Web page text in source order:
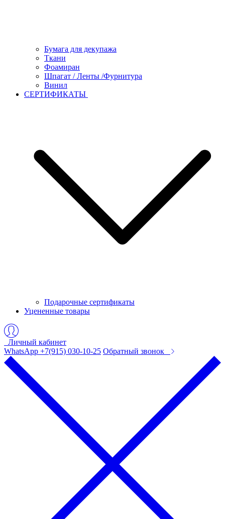
Бумага для декупажа
Ткани
Фоамиран
Шпагат / Ленты /Фурнитура
Винил
СЕРТИФИКАТЫ
Подарочные сертификаты
Уцененные товары
Личный кабинет
WhatsApp +7(915) 030-10-25 Обратный звонок